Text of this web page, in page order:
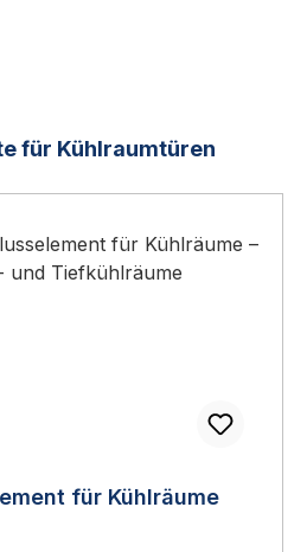
für Kühlraumtüren
für Kühlräume